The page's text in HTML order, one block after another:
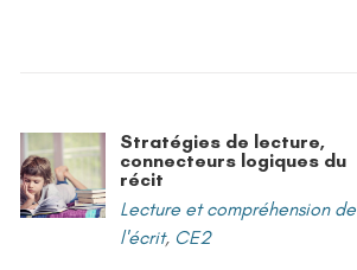
Stratégies de lecture,
connecteurs logiques du
récit
Lecture et compréhension de
l'écrit, CE2